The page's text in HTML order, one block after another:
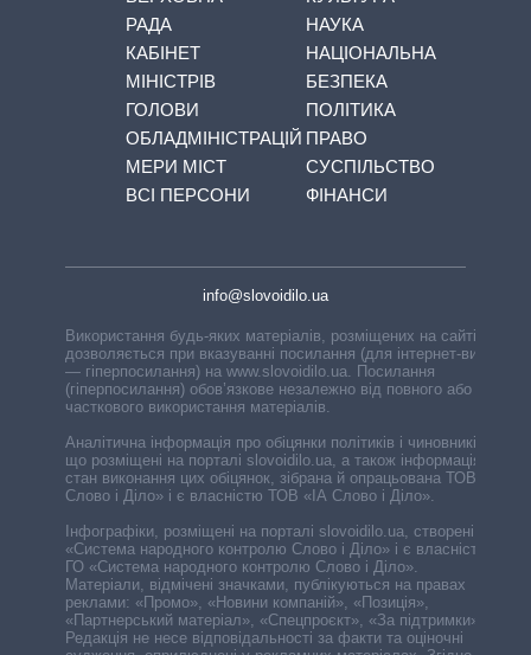
РАДА
КАБІНЕТ
МІНІСТРІВ
ГОЛОВИ
ОБЛАДМІНІСТРАЦІЙ
МЕРИ МІСТ
ВСІ ПЕРСОНИ
НАУКА
НАЦІОНАЛЬНА
БЕЗПЕКА
ПОЛІТИКА
ПРАВО
СУСПІЛЬСТВО
ФІНАНСИ
info@slovoidilo.ua
Використання будь-яких матеріалів, розміщених на сайті,
дозволяється при вказуванні посилання (для інтернет-видань
— гіперпосилання) на www.slovoidilo.ua. Посилання
(гіперпосилання) обов’язкове незалежно від повного або
часткового використання матеріалів.
Аналітична інформація про обіцянки політиків і чиновників,
що розміщені на порталі slovoidilo.ua, а також інформація про
стан виконання цих обіцянок, зібрана й опрацьована ТОВ «ІА
Слово і Діло» і є власністю ТОВ «ІА Слово і Діло».
Інфографіки, розміщені на порталі slovoidilo.ua, створені ГО
«Система народного контролю Слово і Діло» і є власністю
ГО «Система народного контролю Слово і Діло».
Матеріали, відмічені значками, публікуються на правах
реклами: «Промо», «Новини компаній», «Позиція»,
«Партнерський матеріал», «Спецпроєкт», «За підтримки».
Редакція не несе відповідальності за факти та оціночні